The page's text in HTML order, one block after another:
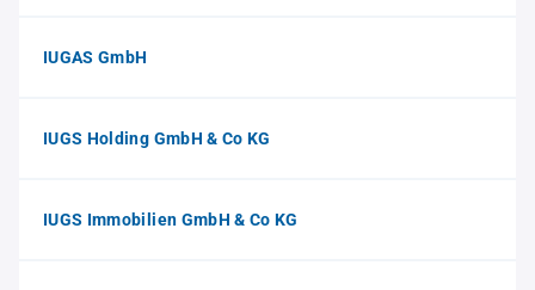
IUGAS GmbH
IUGS Holding GmbH & Co KG
IUGS Immobilien GmbH & Co KG